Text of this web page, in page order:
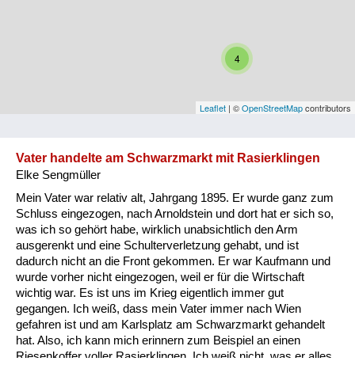
Vorarlberg
Besatzungsmächte
Frauen, Mütter, Kinder
Versorgung
Heimkehrer
Fluchtgeschichten
4
Leaflet | ©OpenStreetMapcontributors
Vater handelte am Schwarzmarkt mit Rasierklingen
Elke Sengmüller
Mein Vater war relativ alt, Jahrgang 1895. Er wurde ganz zum
Schluss eingezogen, nach Arnoldstein und dort hat er sich so,
was ich so gehört habe, wirklich unabsichtlich den Arm
ausgerenkt und eine Schulterverletzung gehabt, und ist
dadurch nicht an die Front gekommen. Er war Kaufmann und
wurde vorher nicht eingezogen, weil er für die Wirtschaft
wichtig war. Es ist uns im Krieg eigentlich immer gut
gegangen. Ich weiß, dass mein Vater immer nach Wien
gefahren ist und am Karlsplatz am Schwarzmarkt gehandelt
hat. Also, ich kann mich erinnern zum Beispiel an einen
Riesenkoffer voller Rasierklingen. Ich weiß nicht, was er alles